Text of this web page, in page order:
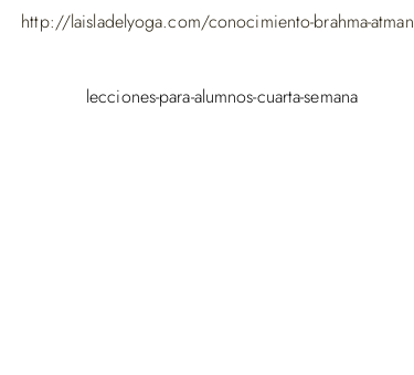
http://laisladelyoga.com/conocimiento-brahma-
lecciones-para-alumnos-cuarta-semana